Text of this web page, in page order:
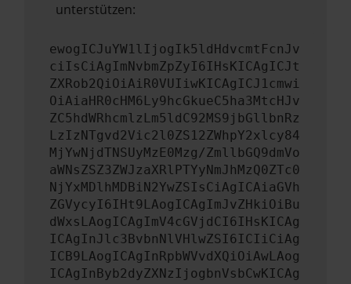
unterstützen:
ewogICJuYW1lIjogIk5ldHdvcmtFcnJv
ciIsCiAgImNvbmZpZyI6IHsKICAgICJt
ZXRob2QiOiAiR0VUIiwKICAgICJ1cmwi
OiAiaHR0cHM6Ly9hcGkueC5ha3MtcHJv
ZC5hdWRhcmlzLm5ldC92MS9jbGllbnRz
LzIzNTgvd2Vic2l0ZS12ZWhpY2xlcy84
MjYwNjdTNSUyMzE0Mzg/ZmllbGQ9dmVo
aWNsZSZ3ZWJzaXRlPTYyNmJhMzQ0ZTc0
NjYxMDlhMDBiN2YwZSIsCiAgICAiaGVh
ZGVycyI6IHt9LAogICAgImJvZHkiOiBu
dWxsLAogICAgImV4cGVjdCI6IHsKICAg
ICAgInJlc3BvbnNlVHlwZSI6ICIiCiAg
ICB9LAogICAgInRpbWVvdXQiOiAwLAog
ICAgInByb2dyZXNzIjogbnVsbCwKICAg